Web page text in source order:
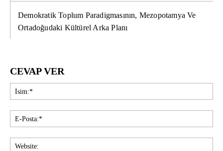
Demokratik Toplum Paradigmasının, Mezopotamya Ve
Ortadoğudaki Kültürel Arka Planı
CEVAP VER